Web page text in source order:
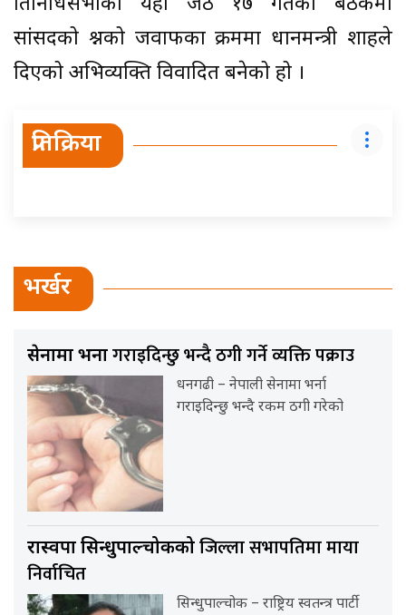
सांसदको प्रश्नको जवाफका क्रममा प्रधानमन्त्री शाहले
दिएको अभिव्यक्ति विवादित बनेको हो ।
प्रतिक्रिया
भर्खर
सेनामा भर्नागराइदिन्छु भन्दै ठगी गर्ने व्यक्ति पक्राउ
धनगढी – नेपाली सेनामा भर्ना
गराइदिन्छु भन्दै रकम ठगी गरेको
रास्वपा सिन्धुपाल्चोककोजिल्ला सभापतिमा माया
निर्वाचित
सिन्धुपाल्चोक – राष्ट्रिय स्वतन्त्र पार्टी